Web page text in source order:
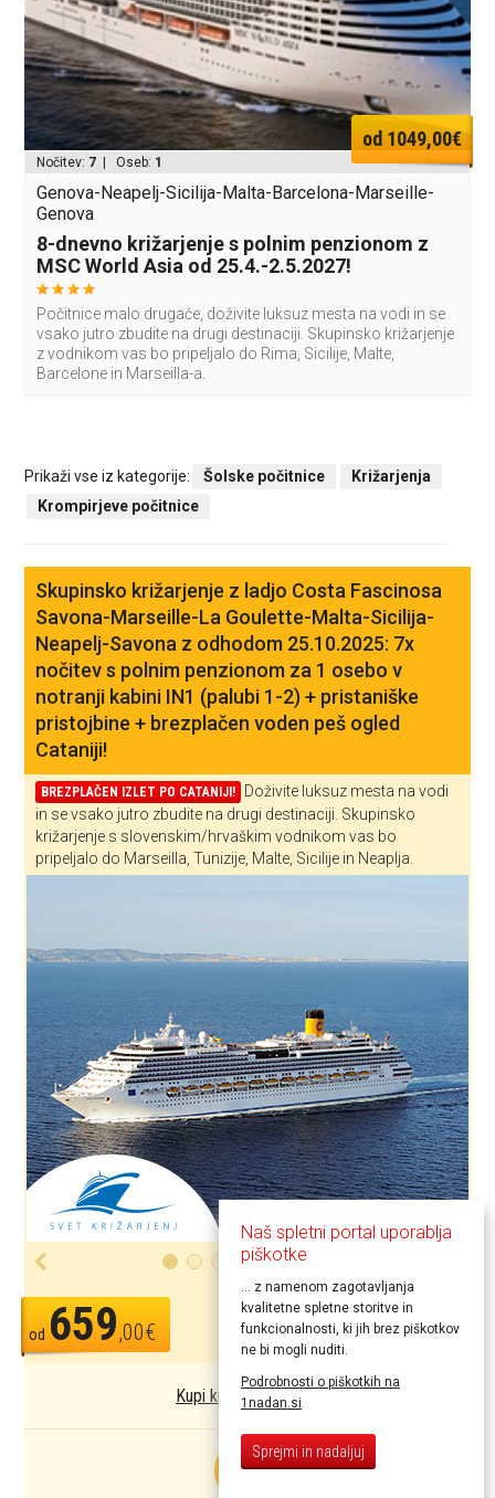
od 1049,00€
Nočitev: 7 | Oseb: 1
Genova-Neapelj-Sicilija-Malta-Barcelona-Marseille-
Genova
8-dnevno križarjenje s polnim penzionom z
MSC World Asia od 25.4.-2.5.2027!
Počitnice malo drugače, doživite luksuz mesta na vodi in se
vsako jutro zbudite na drugi destinaciji. Skupinsko križarjenje
z vodnikom vas bo pripeljalo do Rima, Sicilije, Malte,
Barcelone in Marseilla-a.
Prikaži vse iz kategorije: Šolske počitnice
Križarjenja
Krompirjeve počitnice
Skupinsko križarjenje z ladjo Costa Fascinosa
Savona-Marseille-La Goulette-Malta-Sicilija-
Neapelj-Savona z odhodom 25.10.2025: 7x
nočitev s polnim penzionom za 1 osebo v
notranji kabini IN1 (palubi 1-2) + pristaniške
pristojbine + brezplačen voden peš ogled
Cataniji!
BREZPLAČEN IZLET PO CATANIJI!
Doživite luksuz mesta na vodi
in se vsako jutro zbudite na drugi destinaciji. Skupinsko
križarjenje s slovenskim/hrvaškim vodnikom vas bo
pripeljalo do Marseilla, Tunizije, Malte, Sicilije in Neaplja.
od 659,00€ Kupi kupon
Kupi kupon kot darilo
SUPER
Naš spletni portal uporablja
piškotke
... z namenom zagotavljanja
kvalitetne spletne storitve in
funkcionalnosti, ki jih brez piškotkov
ne bi mogli nuditi.
Podrobnosti o piškotkih na
1nadan.si
Sprejmi in nadaljuj